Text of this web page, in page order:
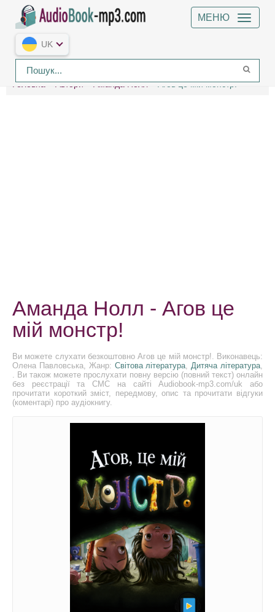
МЕНЮ
UK
Головна Автори Аманда Нолл Агов це мій монстр!
Аманда Нолл - Агов це
мій монстр!
Ви можете слухати безкоштовно Агов це мій монстр!. Виконавець:
Олена Павловська, Жанр: Світова література,Дитяча література,
. Ви також можете прослухати повну версію (повний текст) онлайн
без реєстрації та СМС на сайті Audiobook-mp3.com/uk або
прочитати короткий зміст, передмову, опис та прочитати відгуки
(коментарі) про аудіокнигу.